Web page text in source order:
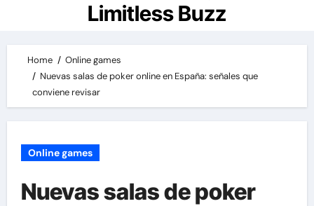
Limitless Buzz
Home
Online games
Nuevas salas de poker online en España: señales que
conviene revisar
Online games
Nuevas salas de poker